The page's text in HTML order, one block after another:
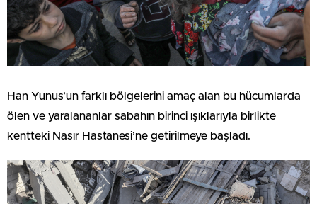
Han Yunus’un farklı bölgelerini amaç alan bu hücumlarda
ölen ve yaralananlar sabahın birinci ışıklarıyla birlikte
kentteki Nasır Hastanesi’ne getirilmeye başladı.